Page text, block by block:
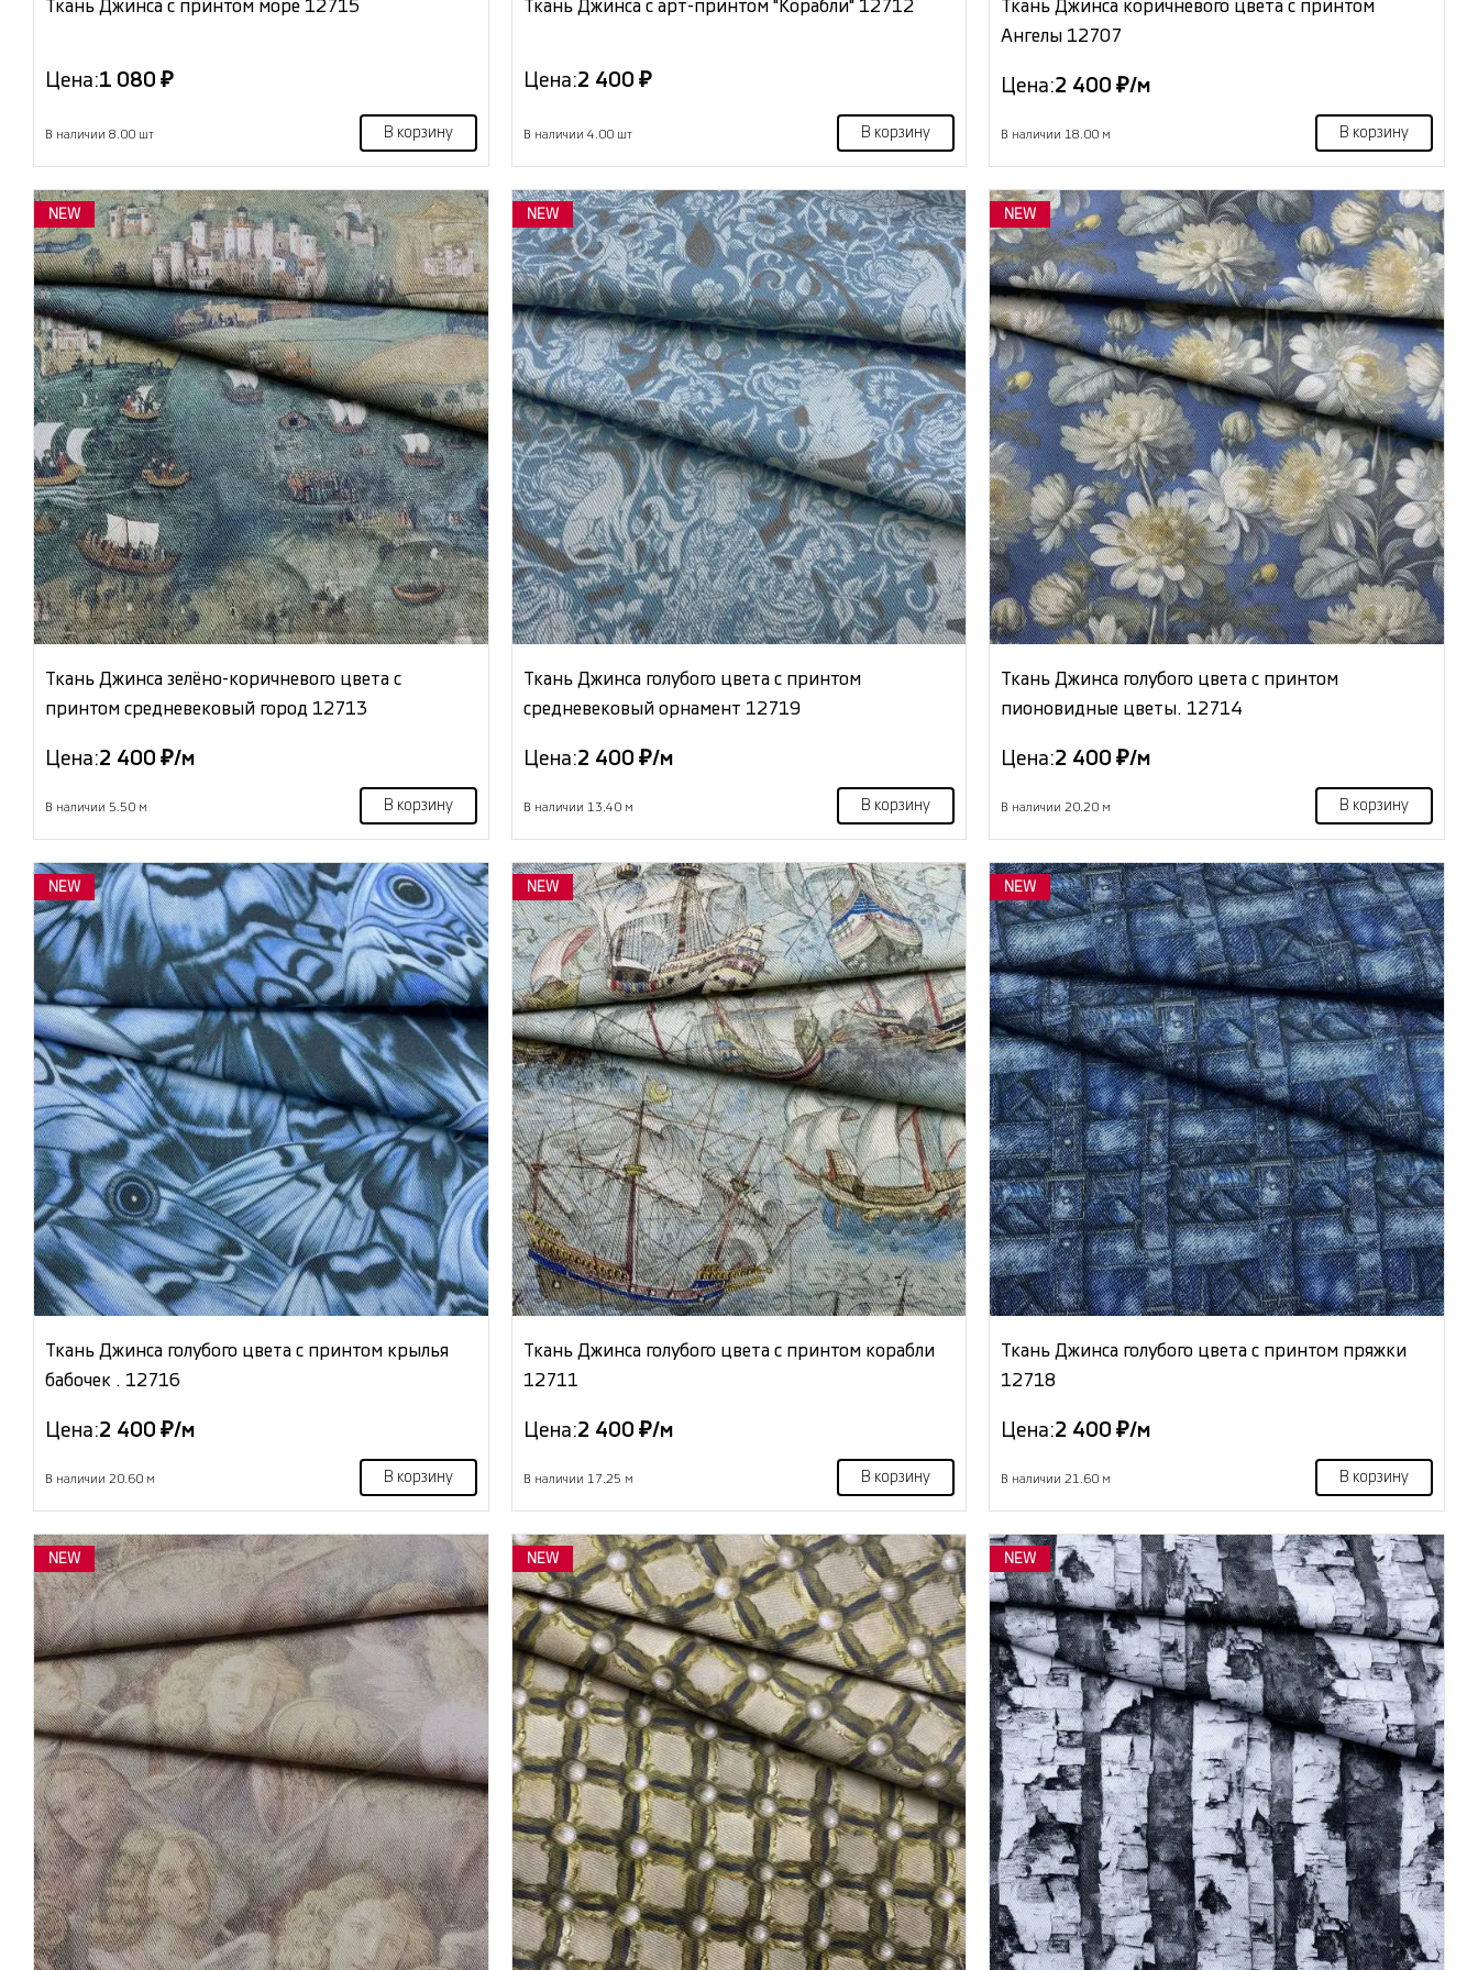
Ткань Джинса с принтом море 12715
Цена:1 080 ₽
В наличии 8.00 шт В корзину
Ткань Джинса с арт-принтом "Корабли" 12712
Цена:2 400 ₽
В наличии 4.00 шт В корзину
Ткань Джинса коричневого цвета с принтом
Ангелы 12707
Цена:2 400 ₽/м
В наличии 18.00 м В корзину
NEW
Ткань Джинса зелёно-коричневого цвета с
принтом средневековый город 12713
Цена:2 400 ₽/м
В наличии 5.50 м В корзину
NEW
Ткань Джинса голубого цвета с принтом
средневековый орнамент 12719
Цена:2 400 ₽/м
В наличии 13.40 м В корзину
NEW
Ткань Джинса голубого цвета с принтом
пионовидные цветы. 12714
Цена:2 400 ₽/м
В наличии 20.20 м В корзину
NEW
Ткань Джинса голубого цвета с принтом крылья
бабочек . 12716
Цена:2 400 ₽/м
В наличии 20.60 м В корзину
NEW
Ткань Джинса голубого цвета с принтом корабли
12711
Цена:2 400 ₽/м
В наличии 17.25 м В корзину
NEW
Ткань Джинса голубого цвета с принтом пряжки
12718
Цена:2 400 ₽/м
В наличии 21.60 м В корзину
NEW NEW NEW